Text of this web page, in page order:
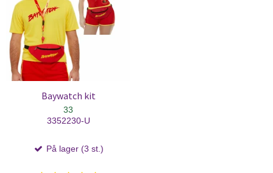
Baywatch kit
33
3352230-U
På lager (3 st.)